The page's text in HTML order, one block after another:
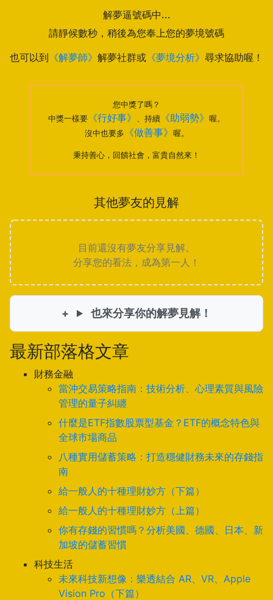
解夢逼號碼中...
請靜候數秒，稍後為您奉上您的夢境號碼
也可以到 《解夢師》 解夢社群或 《夢境分析》 尋求協助喔！
您中獎了嗎？
中獎一樣要 《行好事》 、持續 《助弱勢》 喔。
沒中也要多
《做善事》 喔。
秉持善心，回饋社會，富貴自然來！
其他夢友的見解
目前還沒有夢友分享見解。
分享您的看法，成為第一人！
也來分享你的解夢見解！
最新部落格文章
財務金融
當沖交易策略指南：技術分析、心理素質與風險
管理的量子糾纏
什麼是ETF指數股票型基金？ETF的概念特色與
全球市場商品
八種實用儲蓄策略：打造穩健財務未來的存錢指
南
給一般人的十種理財妙方（下篇）
給一般人的十種理財妙方（上篇）
你有存錢的習慣嗎？分析美國、德國、日本、新
加坡的儲蓄習慣
科技生活
未來科技新想像：樂透結合 AR、VR、Apple
Vision Pro（下篇）